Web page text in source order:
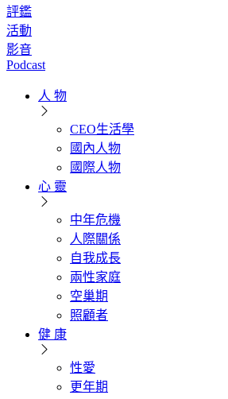
評鑑
活動
影音
Podcast
人 物
CEO生活學
國內人物
國際人物
心 靈
中年危機
人際關係
自我成長
兩性家庭
空巢期
照顧者
健 康
性愛
更年期